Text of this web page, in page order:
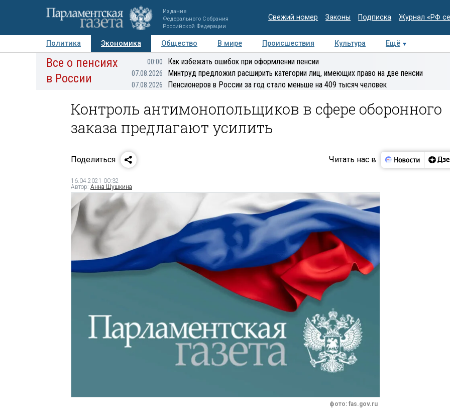
Издание
Федерального Собрания
Российской Федерации
Свежий номер Законы Подписка Журнал «РФ
Политика Экономика Общество В мире Происшествия Культура
Ещё
Авторы Персоны Мнения Регионы Медиацентр Интервью
Все о пенсиях
в России
00:00 Как избежать ошибок при оформлении пенсии
07.08.2026 Минтруд предложил расширить категории лиц, имеющих право на две пенсии
07.08.2026 Пенсионеров в России за год стало меньше на 409 тысяч человек
Контроль антимонопольщиков в сфере оборонного
заказа предлагают усилить
Поделиться Читать нас в
16.04.2021 00:32
Автор: Анна Шушкина
фото: fas.gov.ru